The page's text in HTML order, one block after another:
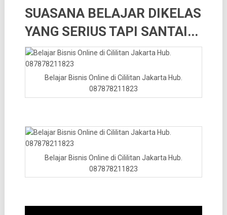
SUASANA BELAJAR DIKELAS
YANG SERIUS TAPI SANTAI...
Belajar Bisnis Online di Cililitan Jakarta Hub.
087878211823
Belajar Bisnis Online di Cililitan Jakarta Hub.
087878211823